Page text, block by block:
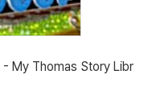
- My Thomas Story Libr